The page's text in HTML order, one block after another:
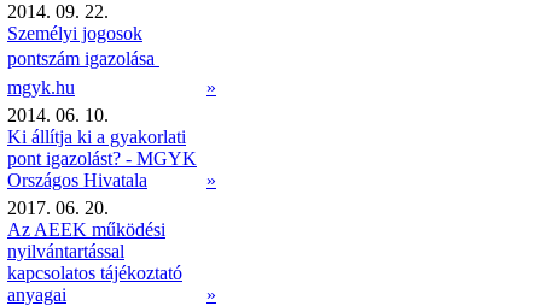
2014. 09. 22.
Személyi jogosok
pontszám igazolása 
mgyk.hu
»
2014. 06. 10.
Ki állítja ki a gyakorlati
pont igazolást? - MGYK
Országos Hivatala
»
2017. 06. 20.
Az AEEK működési
nyilvántartással
kapcsolatos tájékoztató
anyagai
»